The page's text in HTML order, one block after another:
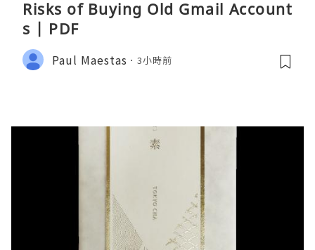
Risks of Buying Old Gmail Account
s | PDF
Paul Maestas 3小時前